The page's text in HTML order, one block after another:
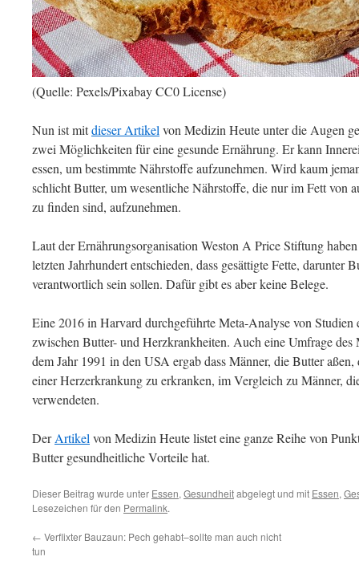
(Quelle: Pexels/Pixabay CC0 License)
Nun ist mitdieser Artikel von Medizin Heute unter die Augen
zwei Möglichkeiten für eine gesunde Ernährung. Er kann
essen, um bestimmte Nährstoffe aufzunehmen. Wird kaum
schlicht Butter, um wesentliche Nährstoffe, die nur im Fett von
zu finden sind, aufzunehmen.
Laut der Ernährungsorganisation Weston A Price Stiftung
letzten Jahrhundert entschieden, dass gesättigte Fette, darunter
verantwortlich sein sollen. Dafür gibt es aber keine Belege.
Eine 2016 in Harvard durchgeführte Meta-Analyse von Studien
zwischen Butter- und Herzkrankheiten. Auch eine Umfrage des
dem Jahr 1991 in den USA ergab dass Männer, die Butter
einer Herzerkrankung zu erkranken, im Vergleich zu Männer,
verwendeten.
DerArtikel von Medizin Heute listet eine ganze Reihe von
Butter gesundheitliche Vorteile hat.
Dieser Beitrag wurde unter Essen, Gesundheitabgelegt und mit Essen,
Lesezeichen für den Permalink.
← Verflixter Bauzaun: Pech gehabt–sollte man auch nicht
tun